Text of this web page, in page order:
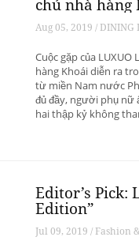
chủ nhà hàng
Nguyễn
Aug 05, 2019 / DINING
Cuộc gặp của LUXUO
hàng Khoái diễn ra
từ miền Nam nước
đủ đầy, người phụ nữ
hai thập kỷ không
Editor’s Pick:
Edition”
Jul 09, 2019 / Fashion